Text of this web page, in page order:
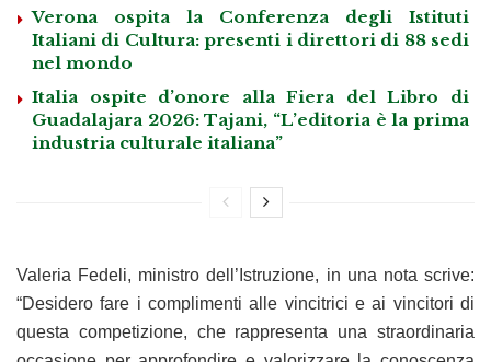
Verona ospita la Conferenza degli Istituti
Italiani di Cultura: presenti i direttori di 88 sedi
nel mondo
Italia ospite d’onore alla Fiera del Libro di
Guadalajara 2026: Tajani, “L’editoria è la prima
industria culturale italiana”
Valeria Fedeli, ministro dell’Istruzione, in una nota scrive:
“Desidero fare i complimenti alle vincitrici e ai vincitori di
questa competizione, che rappresenta una straordinaria